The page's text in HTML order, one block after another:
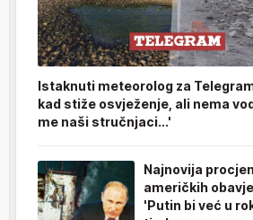
Istaknuti meteorolog za
kad stiže osvježenje, ali nema
me naši stručnjaci...'
Najnovija
američkih
'Putin bi već u